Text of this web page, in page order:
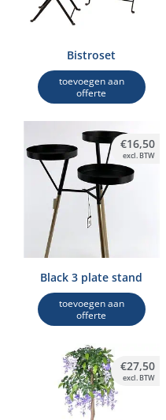
Bistroset
toevoegen aan
offerte
Black 3 plate stand
toevoegen aan
offerte
€16,50
excl. BTW
€27,50
excl. BTW